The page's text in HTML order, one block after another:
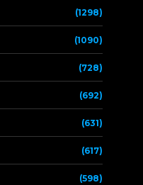
(1298)
(1090)
(728)
(692)
(631)
(617)
(598)